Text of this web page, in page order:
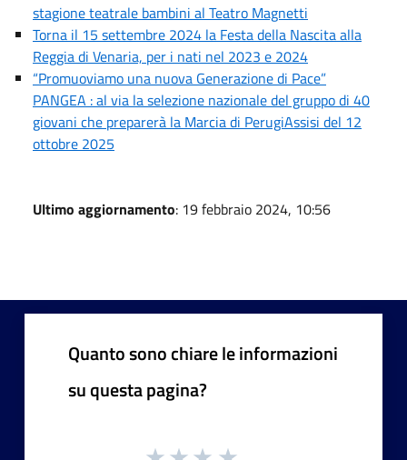
stagione teatrale bambini al Teatro Magnetti
Torna il 15 settembre 2024 la Festa della Nascita alla
Reggia di Venaria, per i nati nel 2023 e 2024
“Promuoviamo una nuova Generazione di Pace”
PANGEA : al via la selezione nazionale del gruppo di 40
giovani che preparerà la Marcia di PerugiAssisi del 12
ottobre 2025
Ultimo aggiornamento: 19 febbraio 2024, 10:56
Quanto sono chiare le informazioni
su questa pagina?